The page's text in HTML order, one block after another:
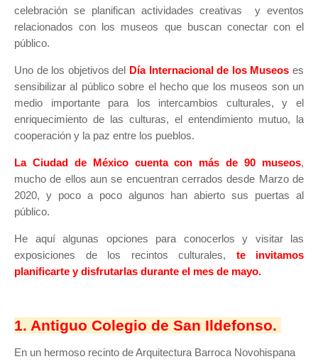
celebración se planifican actividades creativas y eventos
relacionados con los museos que buscan conectar con el
público.
Uno de los objetivos del Día Internacional de los Museos es
sensibilizar al público sobre el hecho que los museos son un
medio importante para los intercambios culturales, y el
enriquecimiento de las culturas, el entendimiento mutuo, la
cooperación y la paz entre los pueblos.
La Ciudad de México cuenta con más de 90 museos,
mucho de ellos aun se encuentran cerrados desde Marzo de
2020, y poco a poco algunos han abierto sus puertas al
público.
He aquí algunas opciones para conocerlos y visitar las
exposiciones de los recintos culturales, te invitamos
planificarte y disfrutarlas durante el mes de mayo.
1. Antiguo Colegio de San Ildefonso.
En un hermoso recinto de Arquitectura Barroca Novohispana